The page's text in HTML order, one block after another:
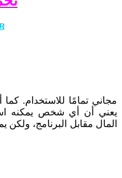
يعني أن أي شخص يمكنه
المال مقابل البرنامج،